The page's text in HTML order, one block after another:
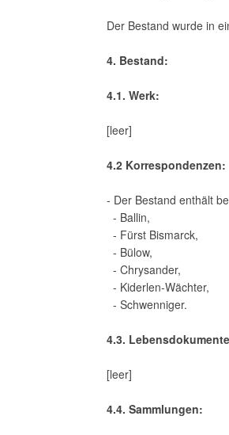
Der Bestand wurde in
4. Bestand:
4.1. Werk:
[leer]
4.2 Korrespondenzen:
- Der Bestand enthält
- Ballin,
- Fürst Bismarck,
- Bülow,
- Chrysander,
- Kiderlen-Wächter,
- Schwenniger.
4.3.
[leer]
4.4. Sammlungen: